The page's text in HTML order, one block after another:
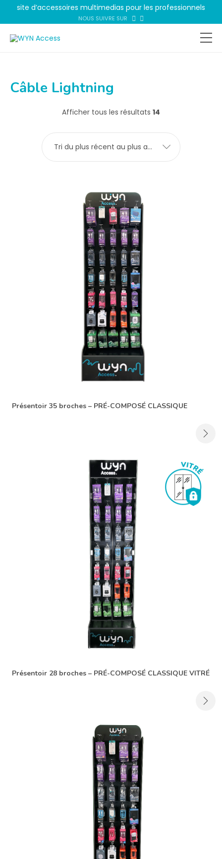
site d’accessoires multimedias pour les professionnels
NOUS SUIVRE SUR
Câble Lightning
Afficher tous les résultats 14
Tri du plus récent au plus ancien
Présentoir 35 broches – PRÉ-COMPOSÉ CLASSIQUE
Présentoir 28 broches – PRÉ-COMPOSÉ CLASSIQUE VITRÉ